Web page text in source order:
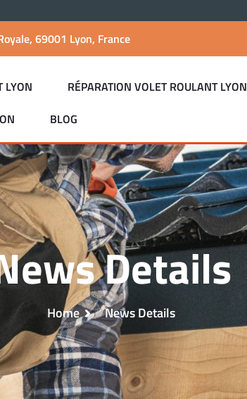
69001 Lyon, France
LYON RÉPARATION VOLET ROULANT LYON
BLOG
Details
Home News Details